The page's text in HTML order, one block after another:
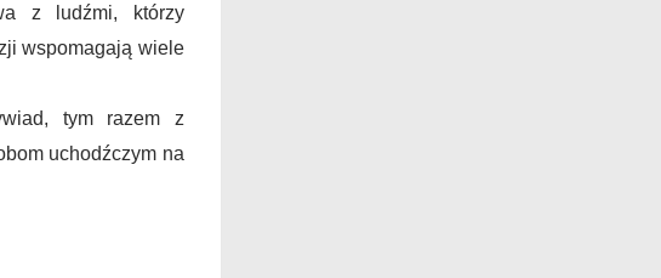
z ludźmi, którzy
wspomagają wiele
tym razem z
uchodźczym na